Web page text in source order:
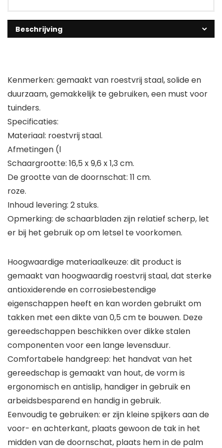
Beschrijving
Kenmerken: gemaakt van roestvrij staal, solide en
duurzaam, gemakkelijk te gebruiken, een must voor
tuinders.
Specificaties:
Materiaal: roestvrij staal.
Afmetingen (l
Schaargrootte: 16,5 x 9,6 x 1,3 cm.
De grootte van de doornschat: 11 cm.
roze.
Inhoud levering: 2 stuks.
Opmerking: de schaarbladen zijn relatief scherp, let
er bij het gebruik op om letsel te voorkomen.
Hoogwaardige materiaalkeuze: dit product is
gemaakt van hoogwaardig roestvrij staal, dat sterke
antioxiderende en corrosiebestendige
eigenschappen heeft en kan worden gebruikt om
takken met een dikte van 0,5 cm te bouwen. Deze
gereedschappen beschikken over dikke stalen
componenten voor een lange levensduur.
Comfortabele handgreep: het handvat van het
gereedschap is gemaakt van hout, de vorm is
ergonomisch en antislip, handiger in gebruik en
arbeidsbesparend en handig in gebruik.
Eenvoudig te gebruiken: er zijn kleine spijkers aan de
voor- en achterkant, plaats gewoon de tak in het
midden van de doornschat, plaats hem in de palm